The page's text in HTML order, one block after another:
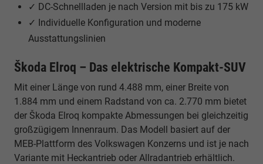
✓ DC-Schnellladen je nach Version mit bis zu 175 kW
✓ Individuelle Konfiguration und moderne
Ausstattungslinien
Škoda Elroq – Das elektrische Kompakt-SUV
Mit einer Länge von rund 4.488 mm, einer Breite von
1.884 mm und einem Radstand von ca. 2.770 mm bietet
der Škoda Elroq kompakte Abmessungen bei gleichzeitig
großzügigem Innenraum. Das Modell basiert auf der
MEB-Plattform des Volkswagen Konzerns und ist je nach
Variante mit Heckantrieb oder Allradantrieb erhältlich.